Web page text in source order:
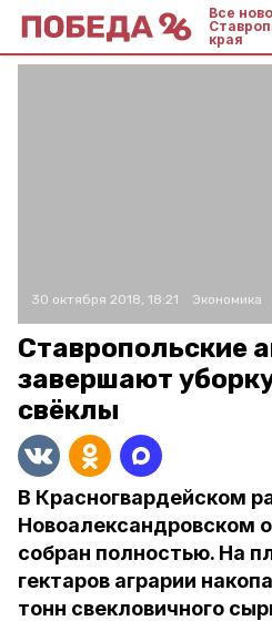
Все
края
30 октября 2018, 18:21 Экономика
Ставропольские
завершают
свёклы
В Красногвардейском
Новоалександровском
собран полностью. На
гектаров аграрии
тонн свекловичного